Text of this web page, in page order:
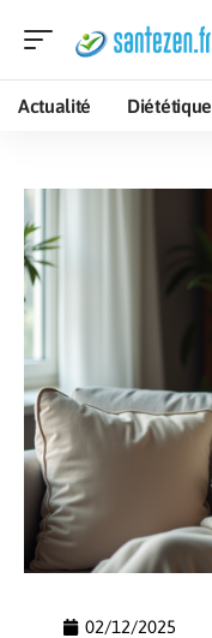
Actualité Diététique
02/12/2025